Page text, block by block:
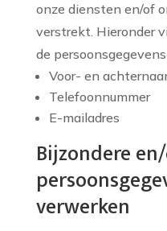
onze diensten en/of
verstrekt. Hieronder
de
Voor- en
Telefoonnummer
E-mailadres
Bijzondere
verwerken